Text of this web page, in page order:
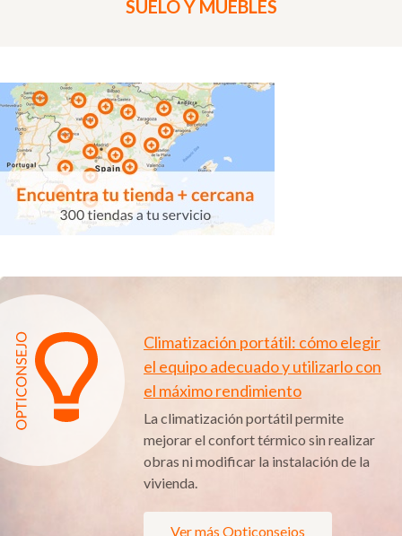
SUELO Y MUEBLES
Climatización portátil: cómo elegir
el equipo adecuado y utilizarlo con
el máximo rendimiento
La climatización portátil permite
mejorar el confort térmico sin realizar
obras ni modificar la instalación de la
vivienda.
Ver más Opticonsejos